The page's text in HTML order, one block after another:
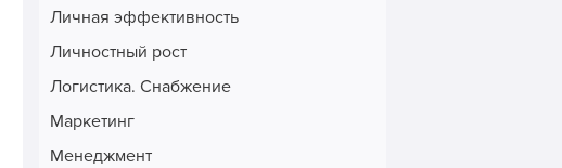
Личная эффективность
Личностный рост
Логистика. Снабжение
Маркетинг
Менеджмент